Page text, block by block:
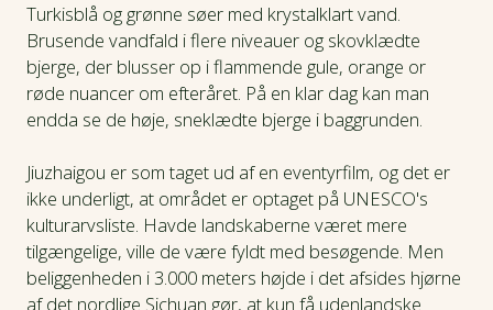
Turkisblå og grønne søer med krystalklart vand.
Brusende vandfald i flere niveauer og skovklædte
bjerge, der blusser op i flammende gule, orange or
røde nuancer om efteråret. På en klar dag kan man
endda se de høje, sneklædte bjerge i baggrunden.
Jiuzhaigou er som taget ud af en eventyrfilm, og det er
ikke underligt, at området er optaget på UNESCO's
kulturarvsliste. Havde landskaberne været mere
tilgængelige, ville de være fyldt med besøgende. Men
beliggenheden i 3.000 meters højde i det afsides hjørne
af det nordlige Sichuan gør, at kun få udenlandske